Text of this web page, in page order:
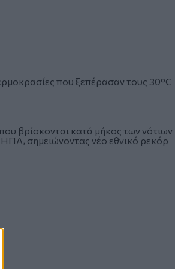
που ξεπέρασαν τους 30°C
βρίσκονται κατά μήκος των νότιων
ΗΠΑ, σημειώνοντας νέο εθνικό ρεκόρ